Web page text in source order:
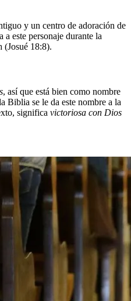
y un centro de adoración de
a este personaje durante la
(Josué 18:8).
, así que está bien como nombre
Biblia se le da este nombre a la
significa victoriosa con Dios